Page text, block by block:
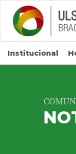
Saltar para
Institucional